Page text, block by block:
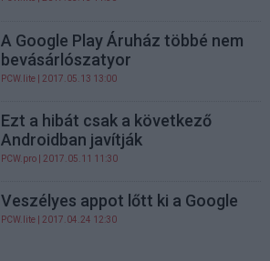
A Google Play Áruház többé nem
bevásárlószatyor
PCW.lite | 2017.05.13 13:00
Ezt a hibát csak a következő
Androidban javítják
PCW.pro | 2017.05.11 11:30
Veszélyes appot lőtt ki a Google
PCW.lite | 2017.04.24 12:30